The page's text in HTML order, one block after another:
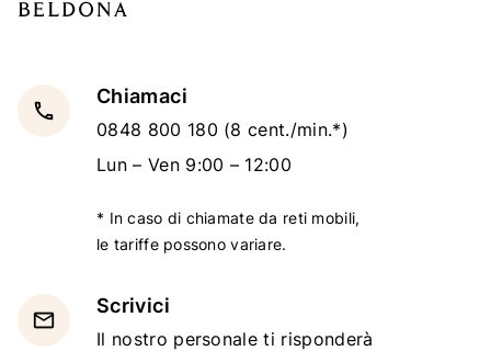
local_phone
Chiamaci
0848 800 180 (8 cent./min.*)
Lun – Ven 9:00 – 12:00
* In caso di chiamate da reti mobili,
le tariffe possono variare.
email
Scrivici
Il nostro personale ti risponderà